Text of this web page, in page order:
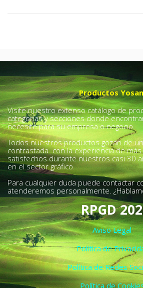
Productos Yosan
Visite nuestro extenso catálogo de
categorías y secciones donde
necesite para su empresa o negocio.
Todos nuestros productos gozan de
contrastada con la experiencia de
satisfechos durante nuestros casi 30
en el sector gráfico.
Para cualquier duda puede contactar
atenderemos personalmente.
RPGD
Aviso Legal
Política de
Política de Redes
Política de